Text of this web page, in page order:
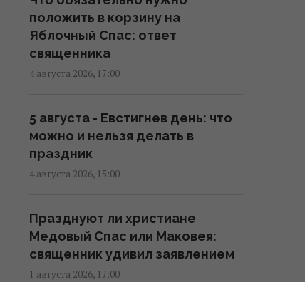
непогода и долгожданное
похолодание
13:19 четверг, 06 августа 2026
Украину ворвутся грозы,
шквалы и град, - синоптик
(карта)
09:31 четверг, 06 августа 2026
Синоптик сообщила об
окончании аномальной жары:
где первыми почувствуют
похолодание
положить в корзину на
Яблочный Спас: ответ
священника
4 августа 2026, 17:00
5 августа - Евстигнев день: что
можно и нельзя делать в
праздник
4 августа 2026, 15:00
Празднуют ли христиане
Медовый Спас или Маковея:
священник удивил заявлением
1 августа 2026, 17:00